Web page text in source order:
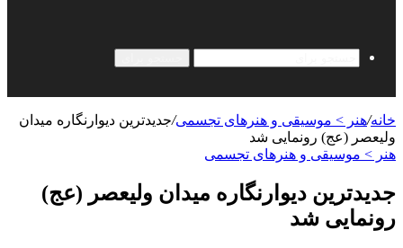
خانه/هنر > موسیقی و هنرهای تجسمی/جدیدترین دیوارنگاره میدان
ولیعصر (عج) رونمایی شد
هنر > موسیقی و هنرهای تجسمی
جدیدترین دیوارنگاره میدان ولیعصر (عج)
رونمایی شد